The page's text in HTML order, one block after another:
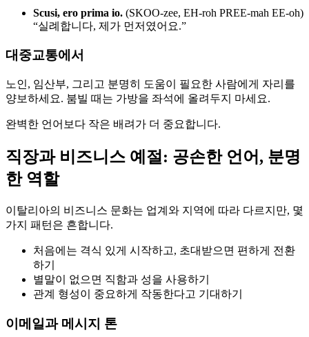
Scusi, ero prima io. (SKOO-zee, EH-roh PREE-mah EE-oh)
“실례합니다, 제가 먼저였어요.”
대중교통에서
노인, 임산부, 그리고 분명히 도움이 필요한 사람에게 자리를
양보하세요. 붐빌 때는 가방을 좌석에 올려두지 마세요.
완벽한 언어보다 작은 배려가 더 중요합니다.
직장과 비즈니스 예절: 공손한 언어, 분명
한 역할
이탈리아의 비즈니스 문화는 업계와 지역에 따라 다르지만, 몇
가지 패턴은 흔합니다.
처음에는 격식 있게 시작하고, 초대받으면 편하게 전환
하기
별말이 없으면 직함과 성을 사용하기
관계 형성이 중요하게 작동한다고 기대하기
이메일과 메시지 톤